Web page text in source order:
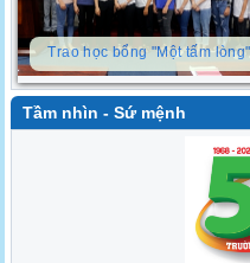
Trao học bổng "Một tấm lòng"
Tầm nhìn - Sứ mệnh